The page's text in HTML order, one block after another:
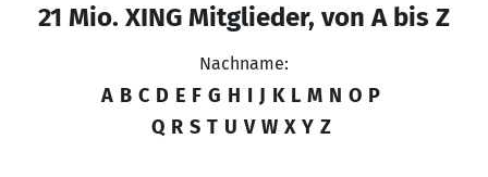
21 Mio. XING Mitglieder, von A bis Z
Nachname:
A B C D E F G H I J K L M N O P
Q R S T U V W X Y Z